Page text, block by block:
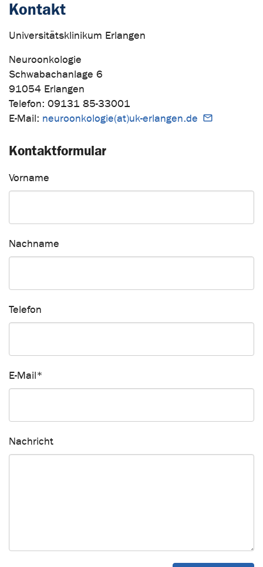
Kontakt
Universitätsklinikum Erlangen
Neuroonkologie
Schwabachanlage 6
91054 Erlangen
Telefon: 09131 85-33001
E-Mail: neuroonkologie(at)uk-erlangen.de
Kontaktformular
Vorname
Nachname
Telefon
E-Mail*
Nachricht